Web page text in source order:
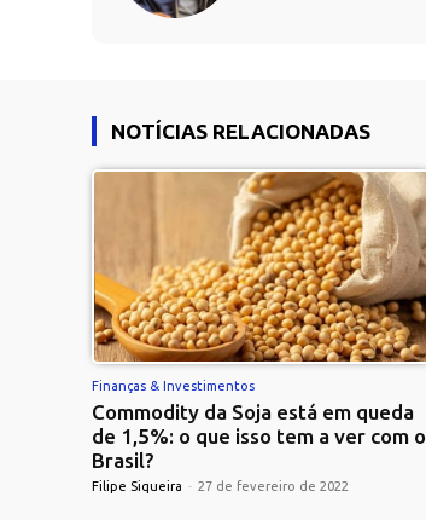
NOTÍCIAS RELACIONADAS
Finanças & Investimentos
Commodity da Soja está em queda
de 1,5%: o que isso tem a ver com o
Brasil?
Filipe Siqueira - 27 de fevereiro de 2022